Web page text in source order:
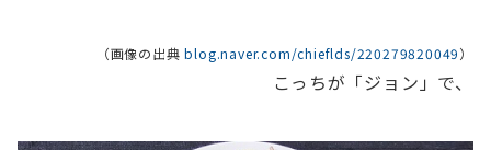
（画像の出典blog.naver.com/chieflds/220279820049）
こっちが「ジョン」で、